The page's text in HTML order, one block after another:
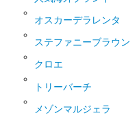
オスカーデラレンタ
ステファニーブラウン
クロエ
トリーバーチ
メゾンマルジェラ